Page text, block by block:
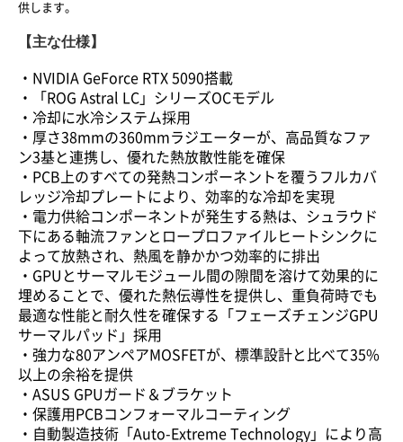
供します。
【主な仕様】
・NVIDIA GeForce RTX 5090搭載
・「ROG Astral LC」シリーズOCモデル
・冷却に水冷システム採用
・厚さ38mmの360mmラジエーターが、高品質なファ
ン3基と連携し、優れた熱放散性能を確保
・PCB上のすべての発熱コンポーネントを覆うフルカバ
レッジ冷却プレートにより、効率的な冷却を実現
・電力供給コンポーネントが発生する熱は、シュラウド
下にある軸流ファンとロープロファイルヒートシンクに
よって放熱され、熱風を静かかつ効率的に排出
・GPUとサーマルモジュール間の隙間を溶けて効果的に
埋めることで、優れた熱伝導性を提供し、重負荷時でも
最適な性能と耐久性を確保する「フェーズチェンジGPU
サーマルパッド」採用
・強力な80アンペアMOSFETが、標準設計と比べて35%
以上の余裕を提供
・ASUS GPUガード＆ブラケット
・保護用PCBコンフォーマルコーティング
・自動製造技術「Auto-Extreme Technology」により高